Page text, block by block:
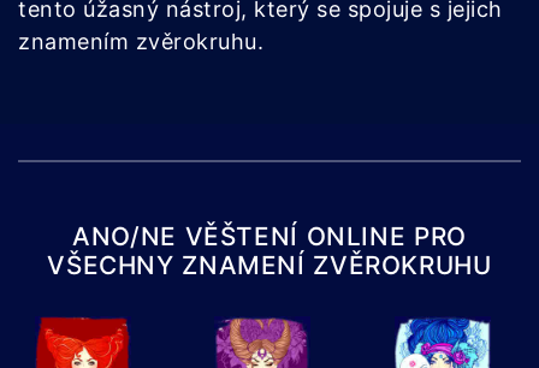
tento úžasný nástroj, který se spojuje s jejich
znamením zvěrokruhu.
ANO/NE VĚŠTENÍ ONLINE PRO
VŠECHNY ZNAMENÍ ZVĚROKRUHU